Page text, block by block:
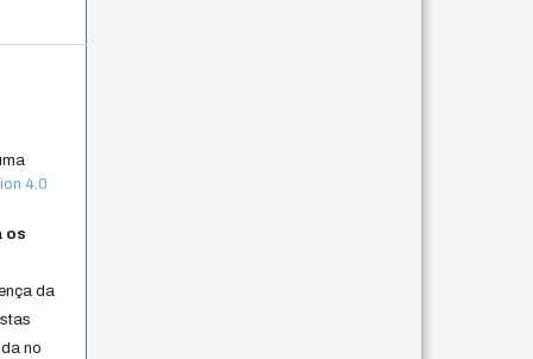
4.0
os
da
no